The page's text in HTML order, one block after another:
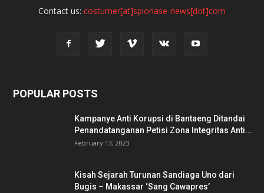
Contact us: costumer[at]spionase-news[dot]com
POPULAR POSTS
Kampanye Anti Korupsi di Bantaeng Ditandai
Penandatanganan Petisi Zona Integritas Anti...
February 13, 2023
Kisah Sejarah Turunan Sandiaga Uno dari
Bugis – Makassar ‘Sang Cawapres’